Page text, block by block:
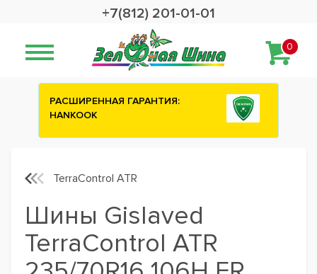
+7(812) 201-01-01
0
Сashback 2500 рублей на зимние
TerraControl ATR
Шины Gislaved
TerraControl ATR